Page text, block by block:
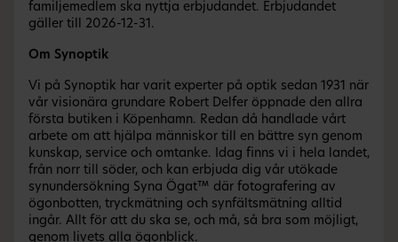
familjemedlem ska nyttja erbjudandet. Erbjudandet
gäller till 2026-12-31.
Om Synoptik
Vi på Synoptik har varit experter på optik sedan 1931 när
vår visionära grundare Robert Delfer öppnade den allra
första butiken i Köpenhamn. Redan då handlade vårt
arbete om att hjälpa människor till en bättre syn genom
kunskap, service och omtanke. Idag finns vi i hela landet,
från norr till söder, och kan erbjuda dig vår utökade
synundersökning Syna Ögat™ där fotografering av
ögonbotten, tryckmätning och synfältsmätning alltid
ingår. Allt för att du ska se, och må, så bra som möjligt,
genom livets alla ögonblick.